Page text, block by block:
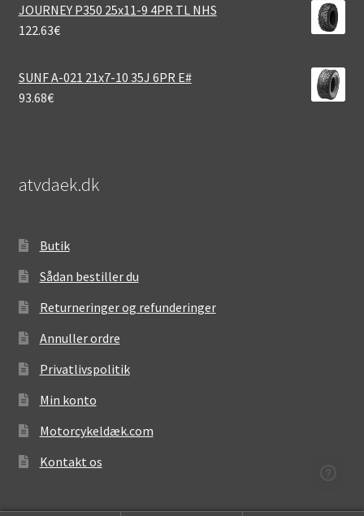
JOURNEY P350 25x11-9 4PR TL NHS
122.63€
SUNF A-021 21x7-10 35J 6PR E#
93.68€
atvdaek.dk
Butik
Sådan bestiller du
Returneringer og refunderinger
Annuller ordre
Privatlivspolitik
Min konto
Motorcykeldæk.com
Kontakt os